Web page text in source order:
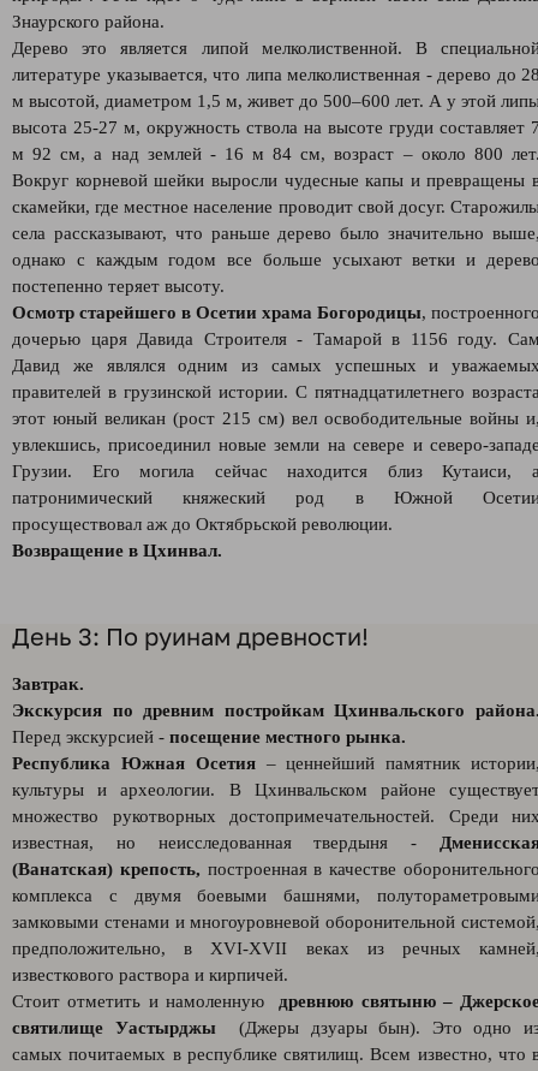
Знаурского района.
Дерево это является липой мелколиственной. В
литературе указывается, что липа мелколиственная - дерево до
м высотой, диаметром 1,5 м, живет до 500–600 лет. А у этой
высота 25-27 м, окружность ствола на высоте груди составляет
м 92 см, а над землей - 16 м 84 см, возраст – около 800
Вокруг корневой шейки выросли чудесные капы и превращены
скамейки, где местное население проводит свой досуг.
села рассказывают, что раньше дерево было значительно
однако с каждым годом все больше усыхают ветки и
постепенно теряет высоту.
Осмотр старейшего в Осетии храма Богородицы,
дочерью царя Давида Строителя - Тамарой в 1156 году.
Давид же являлся одним из самых успешных и
правителей в грузинской истории. С пятнадцатилетнего
этот юный великан (рост 215 см) вел освободительные войны
увлекшись, присоединил новые земли на севере и северо-
Грузии. Его могила сейчас находится близ Кутаиси,
патронимический княжеский род в Южной
просуществовал аж до Октябрьской революции.
Возвращение в Цхинвал.
День 3: По руинам древности!
Завтрак.
Экскурсия по древним постройкам Цхинвальского
Перед экскурсией - посещение местного рынка.
Республика Южная Осетия – ценнейший памятник
культуры и археологии. В Цхинвальском районе
множество рукотворных достопримечательностей. Среди
известная, но неисследованная твердыня -
(Ванатская) крепость, построенная в качестве
комплекса с двумя боевыми башнями,
замковыми стенами и многоуровневой оборонительной
предположительно, в XVI-XVII веках из речных
известкового раствора и кирпичей.
Стоит отметить и намоленную древнюю святыню –
святилище Уастырджы
(Джеры дзуары бын). Это одно
самых почитаемых в республике святилищ. Всем известно, что